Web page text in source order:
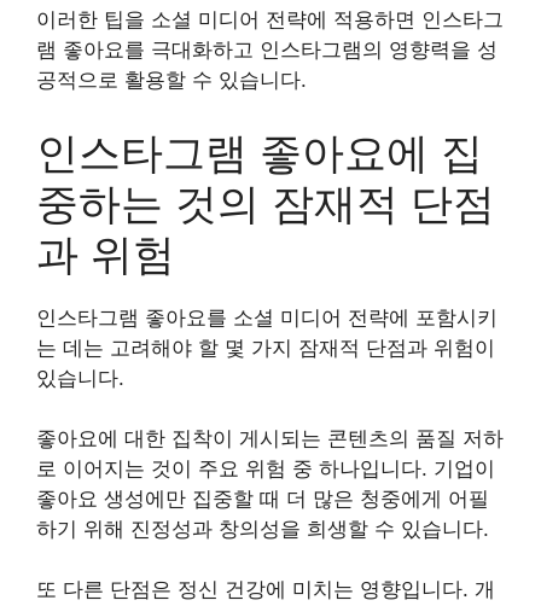
이러한 팁을 소셜 미디어 전략에 적용하면 인스타그
램 좋아요를 극대화하고 인스타그램의 영향력을 성
공적으로 활용할 수 있습니다.
인스타그램 좋아요에 집
중하는 것의 잠재적 단점
과 위험
인스타그램 좋아요를 소셜 미디어 전략에 포함시키
는 데는 고려해야 할 몇 가지 잠재적 단점과 위험이
있습니다.
좋아요에 대한 집착이 게시되는 콘텐츠의 품질 저하
로 이어지는 것이 주요 위험 중 하나입니다. 기업이
좋아요 생성에만 집중할 때 더 많은 청중에게 어필
하기 위해 진정성과 창의성을 희생할 수 있습니다.
또 다른 단점은 정신 건강에 미치는 영향입니다. 개